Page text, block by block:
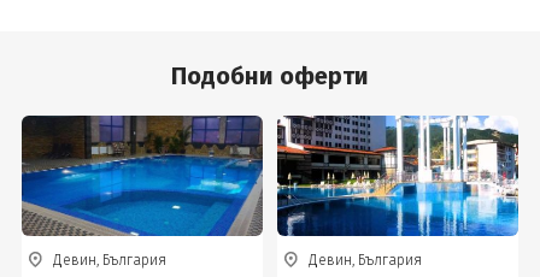
Подобни оферти
Девин, България Девин, България